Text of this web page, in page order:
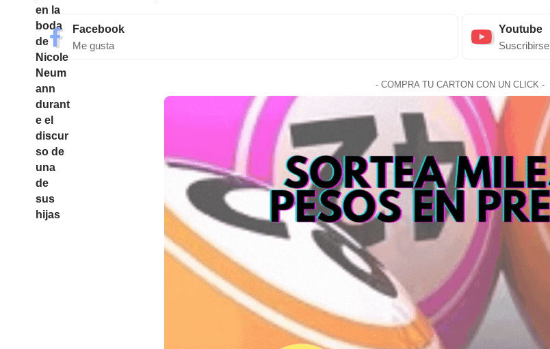
Facebook
Me gusta
Youtube
Suscribirse
- COMPRA TU CARTON CON UN CLICK -